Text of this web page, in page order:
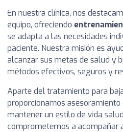
En nuestra clínica, nos
equipo, ofreciendo
se adapta a las necesidades
paciente. Nuestra misión es
alcanzar sus metas de salud y
métodos efectivos, seguros y
Aparte del tratamiento para
proporcionamos
mantener un estilo de vida
comprometemos a acompañar